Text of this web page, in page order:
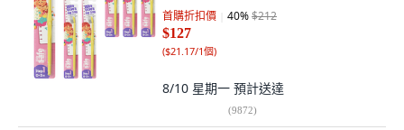
首購折扣價 40%$212
$127
($21.17/1個)
8/10 星期一 預計送達
(9872)